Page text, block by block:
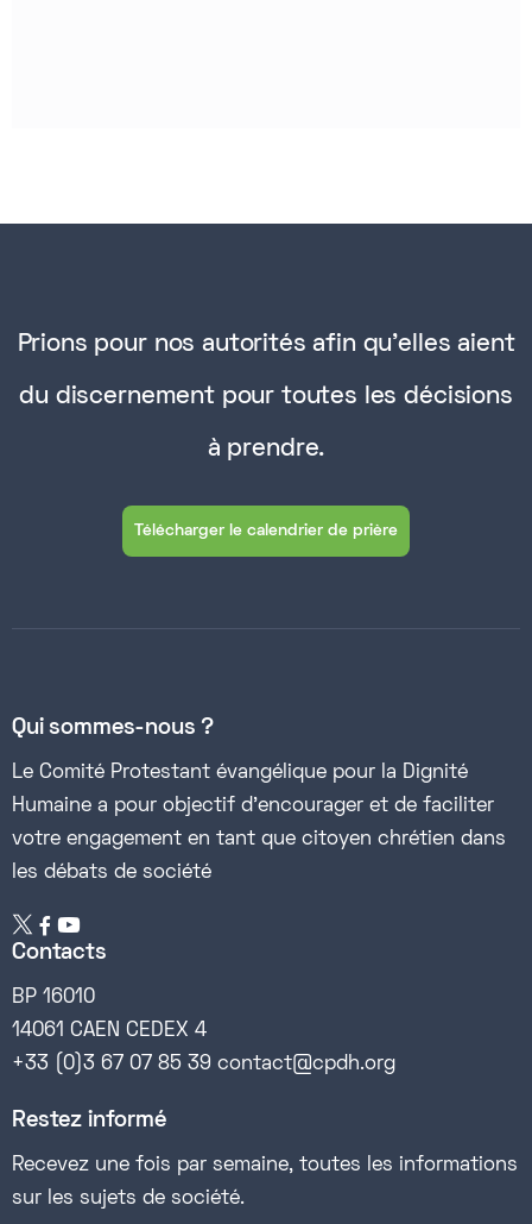
Prions pour nos autorités afin qu'elles aient
du discernement pour toutes les décisions
à prendre.
Télécharger le calendrier de prière
Qui sommes-nous ?
Le Comité Protestant évangélique pour la Dignité
Humaine a pour objectif d’encourager et de faciliter
votre engagement en tant que citoyen chrétien dans
les débats de société
 
Contacts
BP 16010
14061 CAEN CEDEX 4
+33 (0)3 67 07 85 39 contact@cpdh.org
Restez informé
Recevez une fois par semaine, toutes les informations
sur les sujets de société.